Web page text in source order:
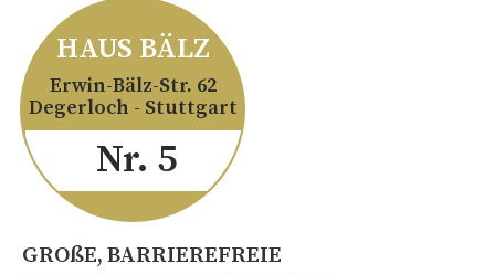
HAUS BÄLZ
Erwin-Bälz-Str. 62
Degerloch - Stuttgart
Nr. 5
GROßE, BARRIEREFREIE